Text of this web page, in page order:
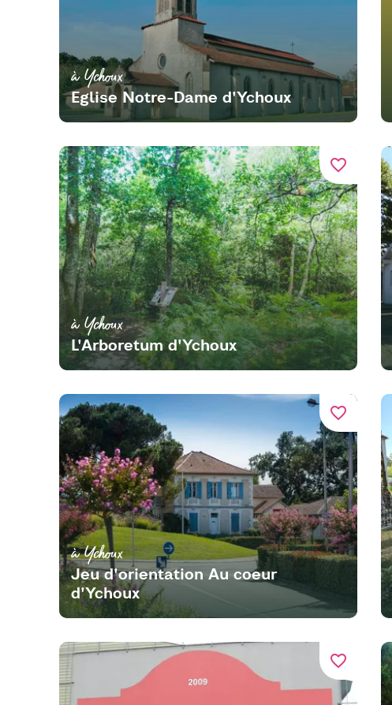
à Ychoux
Eglise Notre-Dame d'Ychoux
favorite_border
à Ychoux
L'Arboretum d'Ychoux
favorite_border
à Ychoux
Jeu d'orientation Au coeur
d'Ychoux
favorite_border